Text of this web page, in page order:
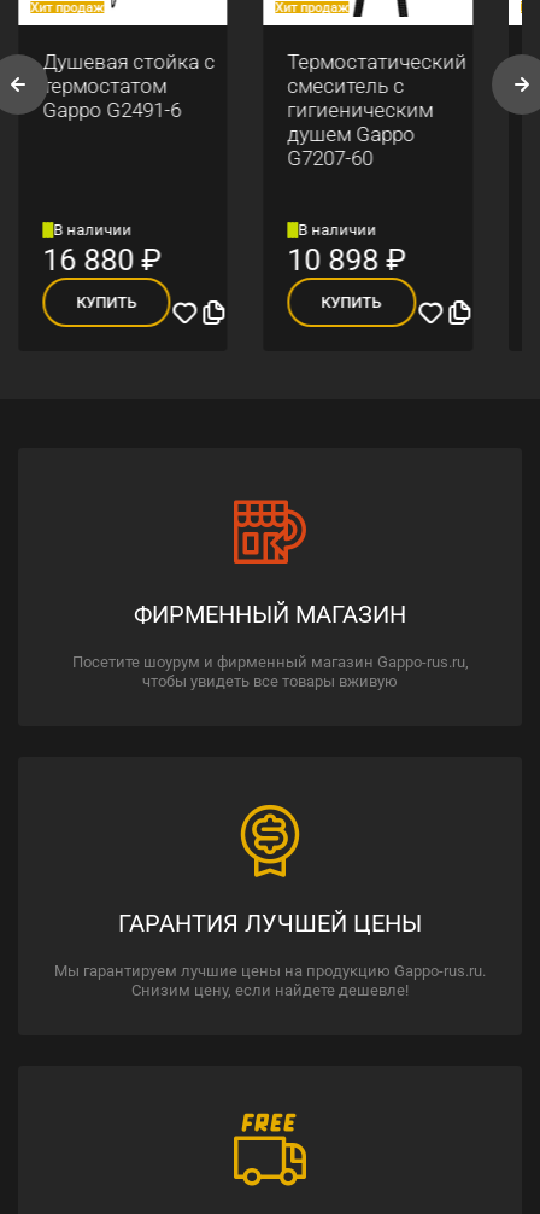
Хит продаж
Душевая стойка с
термостатом
Gappo G2491-6
В наличии
16 880₽
КУПИТЬ
Хит продаж
Термостатический
смеситель с
гигиеническим
душем Gappo
G7207-60
В наличии
10 898₽
КУПИТЬ
ФИРМЕННЫЙ МАГАЗИН
Посетите шоурум и фирменный магазин Gappo-rus.ru,
чтобы увидеть все товары вживую
ГАРАНТИЯ ЛУЧШЕЙ ЦЕНЫ
Мы гарантируем лучшие цены на продукцию Gappo-rus.ru.
Снизим цену, если найдете дешевле!